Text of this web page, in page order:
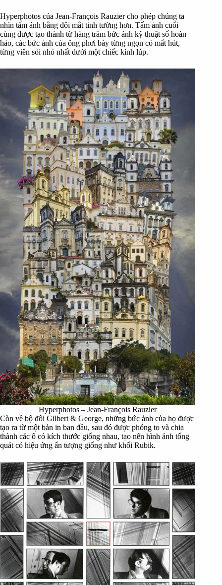
Hyperphotos của Jean-François Rauzier cho phép chúng ta
nhìn tấm ảnh bằng đôi mắt tinh tường hơn. Tấm ảnh cuối
cùng được tạo thành từ hàng trăm bức ảnh kỹ thuật số hoàn
hảo, các bức ảnh của ông phơi bày từng ngọn cỏ mất hút,
từng viên sỏi nhỏ nhất dưới một chiếc kính lúp.
Hyperphotos – Jean-François Rauzier
Còn về bộ đôi Gilbert & George, những bức ảnh của họ được
tạo ra từ một bản in ban đầu, sau đó được phóng to và chia
thành các ô có kích thước giống nhau, tạo nên hình ảnh tổng
quát có hiệu ứng ấn tượng giống như khối Rubik.